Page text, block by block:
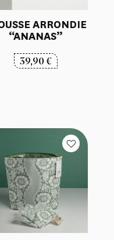
ARRONDIE
“ANANAS”
39,90€